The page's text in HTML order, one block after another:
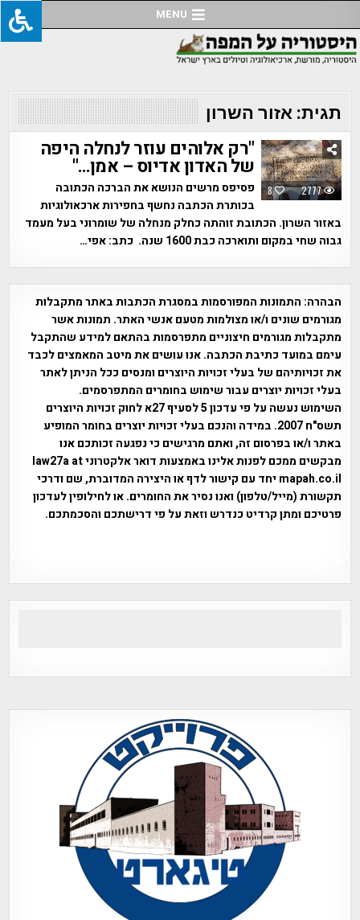
to
content
MENU
תגית:אזור השרון
8 2777
"רק אלוהים עוזר לנחלה היפה
של האדון אדיוס – אמן…"
פסיפס מרשים הנושא את הברכה הכתובה
בכותרת הכתבה נחשף בחפירות ארכאולוגיות
באזור השרון. הכתובת זוהתה כחלק מנחלה של שומרוני בעל מעמד
גבוה שחי במקום ותוארכה כבת 1600 שנה. כתב: אפי…
הבהרה: התמונות המפורסמות במסגרת הכתבות באתר מתקבלות
מגורמים שונים ו/או מצולמות מטעם אנשי האתר. תמונות אשר
מתקבלות מגורמים חיצוניים מתפרסמות בהתאם למידע שהתקבל
עימם במועד כתיבת הכתבה. אנו עושים את מיטב המאמצים לכבד
את זכויותיהם של בעלי זכויות היוצרים ומנסים ככל הניתן לאתר
בעלי זכויות יוצרים עבור שימוש בחומרים המתפרסמים.
השימוש נעשה על פי עדכון 5 לסעיף 27א לחוק זכויות היוצרים
תשס"ח 2007. במידה והנכם בעלי זכויות יוצרים בחומר המופיע
באתר ו/או בפרסום זה, ואתם מרגישים כי נפגעה זכותכם אנו
מבקשים ממכם לפנות אלינו באמצעות דואר אלקטרוני law27a at
mapah.co.il יחד עם קישור לדף או היצירה המדוברת, שם ודרכי
תקשורת (מייל/טלפון) ואנו נסיר את החומרים. או לחילופין לעדכון
פרטיכם ומתן קרדיט כנדרש וזאת על פי דרישתכם והסכמתכם.